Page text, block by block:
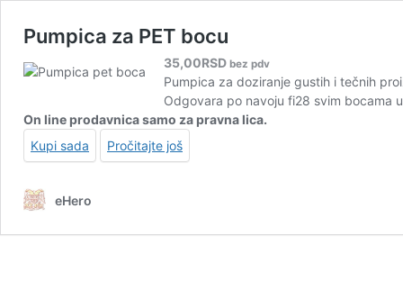
Pumpica za PET bocu
35,00RSD bez pdv
Pumpica za doziranje gustih i tečnih
Odgovara po navoju fi28 svim bocama
On line prodavnica samo za pravna lica.
Kupi sada
Pročitajte još
eHero